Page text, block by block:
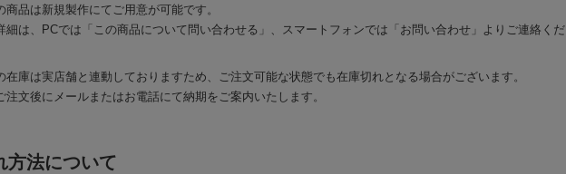
商品は新規製作にてご用意が可能です。
細は、PCでは「この商品について問い合わせる」、スマートフォンでは「お問い合わせ」よりご連絡くだ
在庫は実店舗と連動しておりますため、ご注文可能な状態でも在庫切れとなる場合がございます。
注文後にメールまたはお電話にて納期をご案内いたします。
方法について